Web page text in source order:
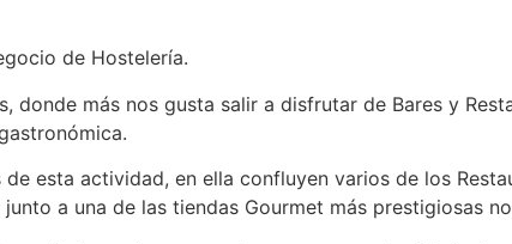
de Hostelería.
donde más nos gusta salir a disfrutar de Bares y
esta actividad, en ella confluyen varios de los
a una de las tiendas Gourmet más prestigiosas